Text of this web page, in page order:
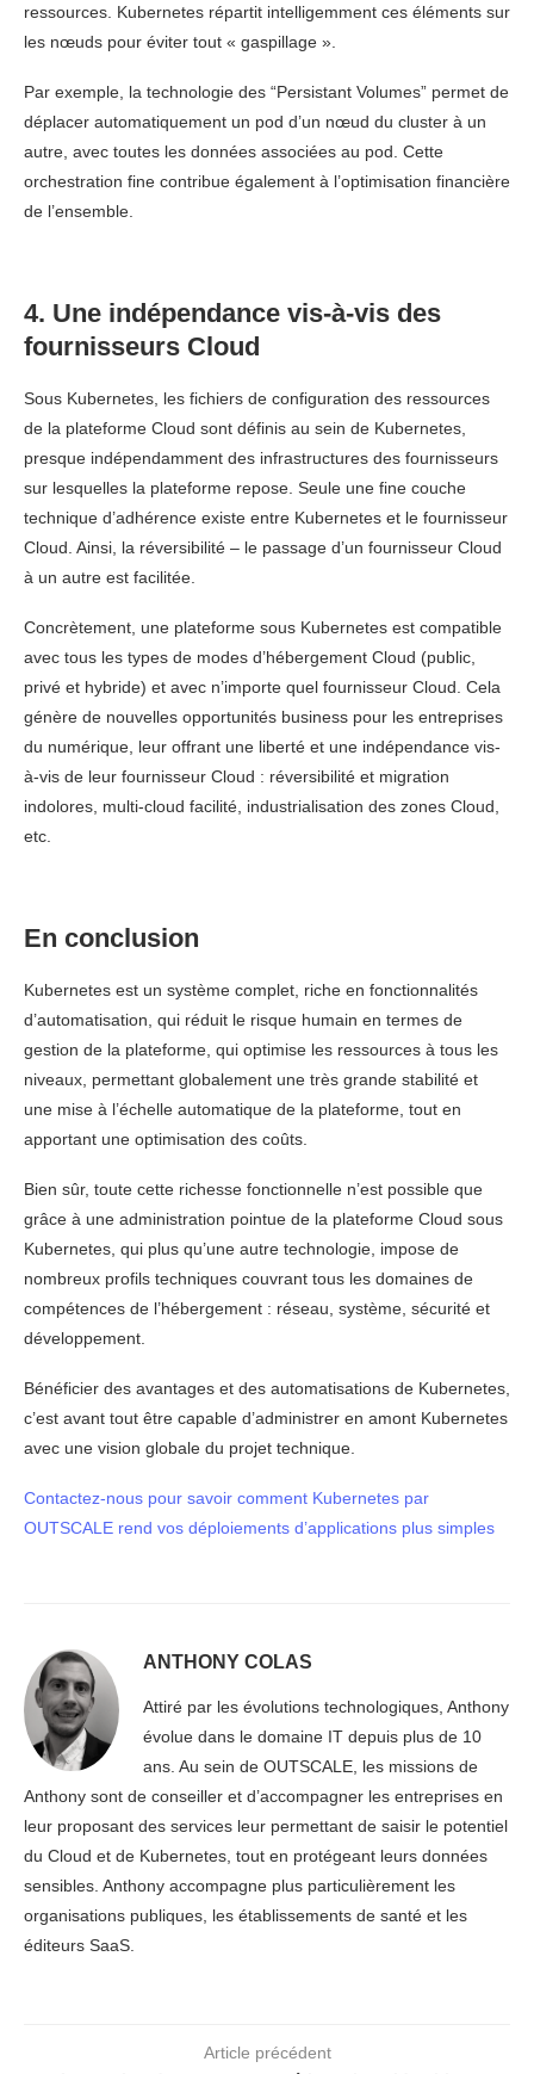
ressources. Kubernetes répartit intelligemment ces éléments sur
les nœuds pour éviter tout « gaspillage ».
Par exemple, la technologie des “Persistant Volumes” permet de
déplacer automatiquement un pod d’un nœud du cluster à un
autre, avec toutes les données associées au pod. Cette
orchestration fine contribue également à l’optimisation financière
de l’ensemble.
4. Une indépendance vis-à-vis des
fournisseurs Cloud
Sous Kubernetes, les fichiers de configuration des ressources
de la plateforme Cloud sont définis au sein de Kubernetes,
presque indépendamment des infrastructures des fournisseurs
sur lesquelles la plateforme repose. Seule une fine couche
technique d’adhérence existe entre Kubernetes et le fournisseur
Cloud. Ainsi, la réversibilité – le passage d’un fournisseur Cloud
à un autre est facilitée.
Concrètement, une plateforme sous Kubernetes est compatible
avec tous les types de modes d’hébergement Cloud (public,
privé et hybride) et avec n’importe quel fournisseur Cloud. Cela
génère de nouvelles opportunités business pour les entreprises
du numérique, leur offrant une liberté et une indépendance vis-
à-vis de leur fournisseur Cloud : réversibilité et migration
indolores, multi-cloud facilité, industrialisation des zones Cloud,
etc.
En conclusion
Kubernetes est un système complet, riche en fonctionnalités
d’automatisation, qui réduit le risque humain en termes de
gestion de la plateforme, qui optimise les ressources à tous les
niveaux, permettant globalement une très grande stabilité et
une mise à l’échelle automatique de la plateforme, tout en
apportant une optimisation des coûts.
Bien sûr, toute cette richesse fonctionnelle n’est possible que
grâce à une administration pointue de la plateforme Cloud sous
Kubernetes, qui plus qu’une autre technologie, impose de
nombreux profils techniques couvrant tous les domaines de
compétences de l’hébergement : réseau, système, sécurité et
développement.
Bénéficier des avantages et des automatisations de Kubernetes,
c’est avant tout être capable d’administrer en amont Kubernetes
avec une vision globale du projet technique.
Contactez-nous pour savoir comment Kubernetes par
OUTSCALE rend vos déploiements d’applications plus simples
ANTHONY COLAS
Attiré par les évolutions technologiques, Anthony
évolue dans le domaine IT depuis plus de 10
ans. Au sein de OUTSCALE, les missions de
Anthony sont de conseiller et d’accompagner les entreprises en
leur proposant des services leur permettant de saisir le potentiel
du Cloud et de Kubernetes, tout en protégeant leurs données
sensibles. Anthony accompagne plus particulièrement les
organisations publiques, les établissements de santé et les
éditeurs SaaS.
Article précédent